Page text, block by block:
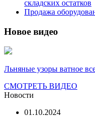
складских остатков
Продажа
Новое видео
Льняные узоры ватное
СМОТРЕТЬ ВИДЕО
Новости
01.10.2024